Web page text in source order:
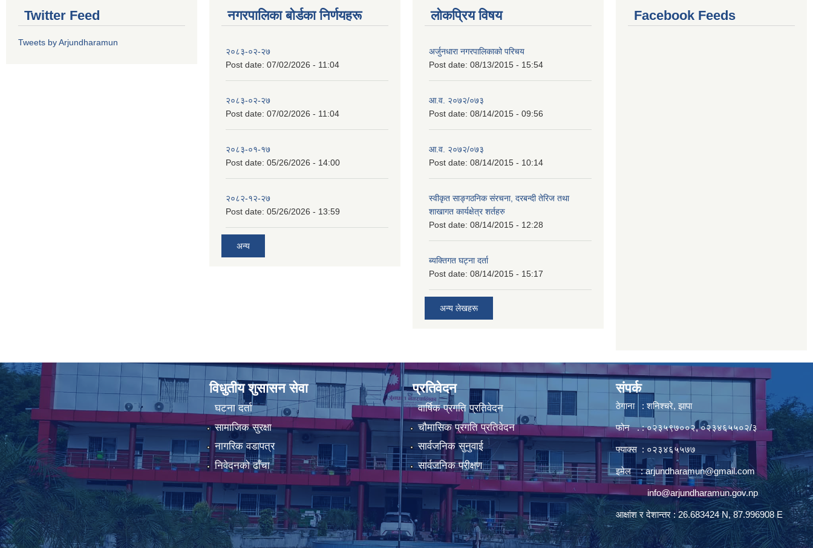
Twitter Feed
Tweets by Arjundharamun
नगरपालिका बाेर्डका निर्णयहरू
२०८३-०२-२७
Post date: 07/02/2026 - 11:04
२०८३-०२-२७
Post date: 07/02/2026 - 11:04
२०८३-०१-१७
Post date: 05/26/2026 - 14:00
२०८२-१२-२७
Post date: 05/26/2026 - 13:59
अन्य
लोकप्रिय विषय
अर्जुनधारा नगरपालिकाको परिचय
Post date: 08/13/2015 - 15:54
आ.व. २०७२/०७३
Post date: 08/14/2015 - 09:56
आ.व. २०७२/०७३
Post date: 08/14/2015 - 10:14
स्वीकृत साङ्गठनिक संरचना, दरबन्दी तेरिज तथा
शाखागत कार्यक्षेत्र शर्तहरु
Post date: 08/14/2015 - 12:28
ब्यक्तिगत घट्ना दर्ता
Post date: 08/14/2015 - 15:17
अन्य लेखहरू
Facebook Feeds
विधुतीय शुसासन सेवा
घटना दर्ता
सामाजिक सुरक्षा
नागरिक वडापत्र
निवेदनको ढाँचा
प्रतिवेदन
वार्षिक प्रगति प्रतिवेदन
चौमासिक प्रगति प्रतिवेदन
सार्वजनिक सुनुवाई
सार्वजनिक परीक्षण
संपर्क
ठेगाना : शनिश्चरे, झापा
फोन . : ०२३५९७००२, ०२३४६५५०२/३
फ्याक्स : ०२३४६५५७७
इमेल :arjundharamun@gmail.com
info@arjundharamun.gov.np
आक्षांश र देशान्तर : 26.683424 N, 87.996908 E